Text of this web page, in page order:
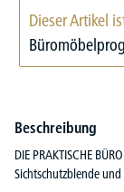
Dieser Artikel
Beschreibung
DIE PRAKTISCHE
Sichtschutzblende